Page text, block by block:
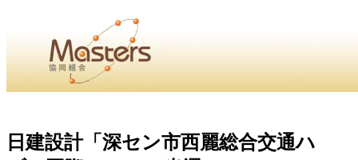
せ・
日建設計「深セン市西麗総合交通ハ